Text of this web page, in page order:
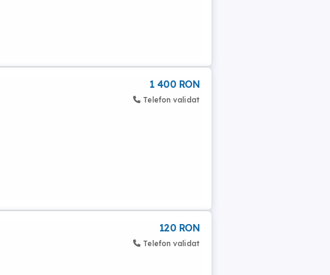
1 400 RON
Telefon validat
120 RON
Telefon validat